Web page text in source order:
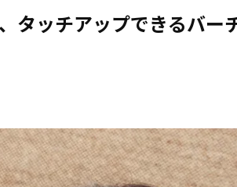
タッチアップできるバー